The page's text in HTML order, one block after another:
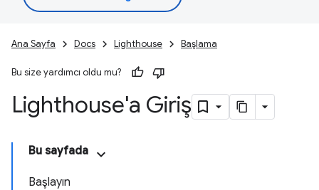
Ana Sayfa Docs Lighthouse Başlama
Bu size yardımcı oldu mu?
Lighthouse'a Giriş
Bu sayfada
Başlayın